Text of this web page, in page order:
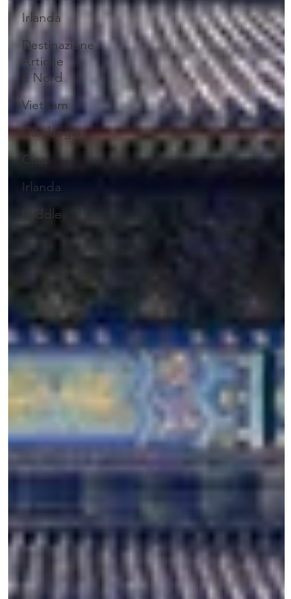
Irlanda
Destinazione
Artiche
e Nord
Vietnam
Cambogia
Cina
Irlanda
Middle